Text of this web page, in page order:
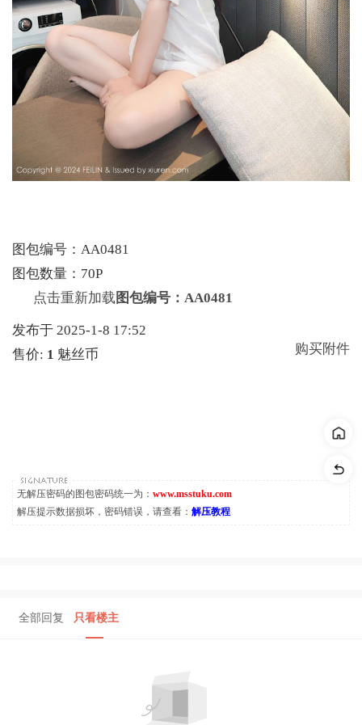
图包编号：AA0481
图包数量：70P
点击重新加载 图包编号：AA0481
发布于 2025-1-8 17:52
售价: 1 魅丝币 购买附件
无解压密码的图包密码统一为： www.msstuku.com
解压提示数据损坏，密码错误，请查看： 解压教程
全部回复 只看楼主